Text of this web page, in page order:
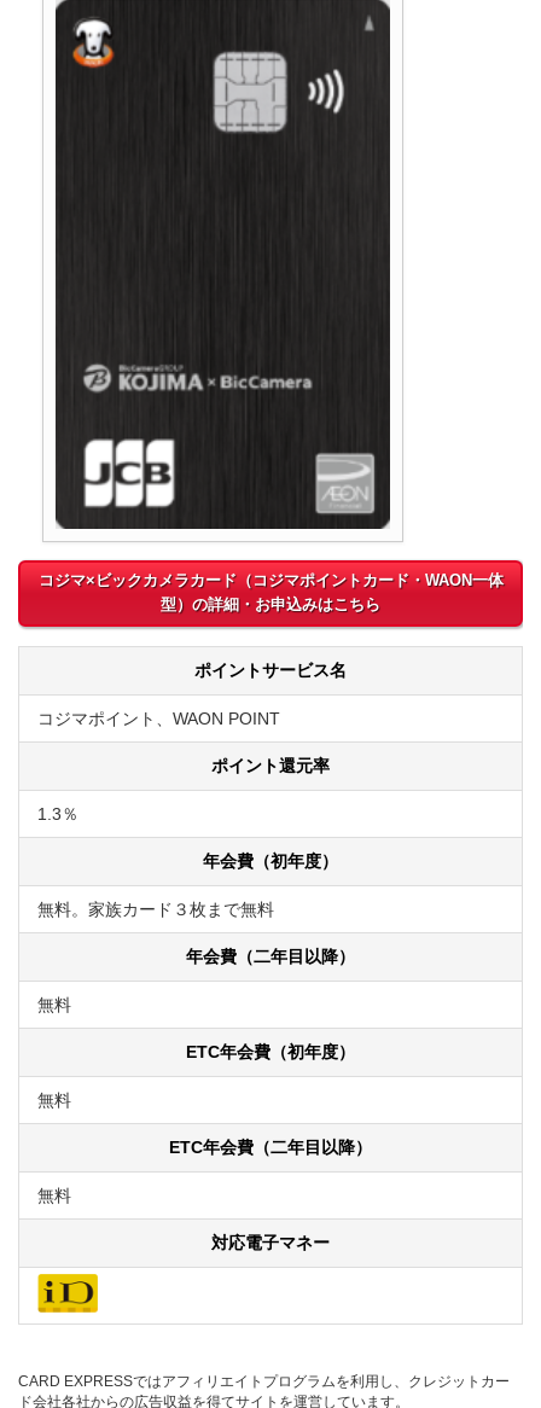
コジマ×ビックカメラカード（コジマポイントカード・WAON一体
型）の詳細・お申込みはこちら
ポイントサービス名
コジマポイント、WAON POINT
ポイント還元率
1.3％
年会費（初年度）
無料。家族カード３枚まで無料
年会費（二年目以降）
無料
ETC年会費（初年度）
無料
ETC年会費（二年目以降）
無料
対応電子マネー
CARD EXPRESSではアフィリエイトプログラムを利用し、クレジットカー
ド会社各社からの広告収益を得てサイトを運営しています。